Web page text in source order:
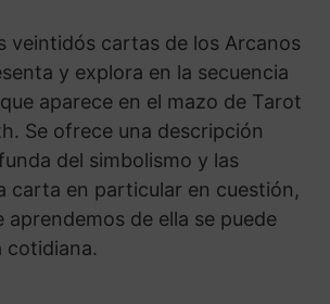
veintidós cartas de los Arcanos
y explora en la secuencia
aparece en el mazo de Tarot
Se ofrece una descripción
del simbolismo y las
carta en particular en cuestión,
aprendemos de ella se puede
cotidiana.